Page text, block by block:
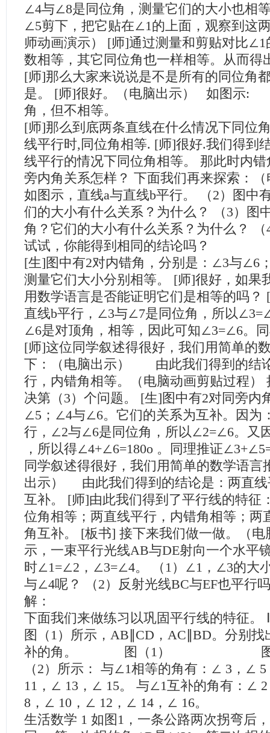
∠4与∠8是同位角，测量它们的大小也相
∠5剪下，把它贴在∠1的上面，观察到这
师动画演示） [师]通过测量和剪贴对比
数相等，其它同位角也一样相等。从而得
[师]那么大家来说说是不是所有的同位角
是。 [师]很好。（电脑出示） 如图示
角，但不相等。
[师]那么到底两条直线在什么情况下同位
线平行时,同位角相等. [师]很好.我们得到
线平行的情况下同位角相等。 那此时内
旁内角关系怎样？ 下面我们再来探索：
如图示，直线a与直线b平行。 （2）图中
们的大小有什么关系？为什么？ （3）图
角？它们的大小有什么关系？为什么？
试试，你能得到相同的结论吗？
[生]图中有2对内错角，分别是：∠3与∠6
测量它们大小分别相等。 [师]很好，如果
用数学语言是否能证明它们是相等的吗？
直线b平行，∠3与∠7是同位角，所以
∠6是对顶角，相等，因此可知∠3=∠6。
[师]这位同学叙述得很好，我们用简单的
下：（电脑出示） 由此我们得到的结
行，内错角相等。（电脑动画剪贴过程）
决第（3）个问题。 [生]图中有2对同旁内
∠5；∠4与∠6。它们的关系为互补。因为
行，∠2与∠6是同位角，所以∠2=∠6。又
，所以得∠4+∠6=180o 。同理推证
同学叙述得很好，我们用简单的数学语言
出示） 由此我们得到的结论是：两直线
互补。 [师]由此我们得到了平行线的特征
位角相等；两直线平行，内错角相等；两
角互补。 [板书] 接下来我们做一做。（
示，一束平行光线AB与DE射向一个水平
时∠1=∠2，∠3=∠4。 （1）∠1，∠3的大
与∠4呢？ （2）反射光线BC与EF也
解：
下面我们来做练习以巩固平行线的特征
图（1）所示，AB∥CD，AC∥BD。分别
补的角。 图（1） 图（2
（2）所示： 与∠1相等的角有：∠ 3，∠
11，∠ 13，∠ 15。 与∠1互补的角有：∠
8，∠ 10，∠ 12，∠ 14，∠ 16。
生活数学 1 如图1，一条公路两次拐弯后